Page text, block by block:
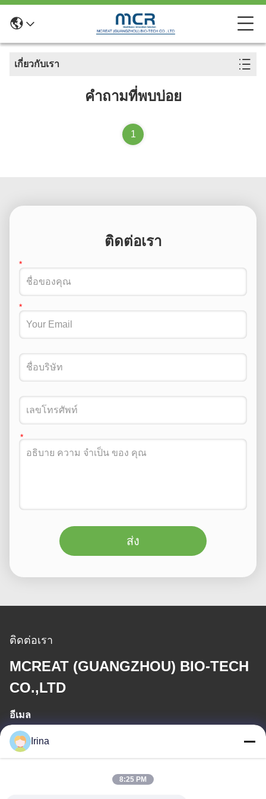
เกี่ยวกับเรา
คำถามที่พบบ่อย
1
ติดต่อเรา
ส่ง
ติดต่อเรา
MCREAT (GUANGZHOU) BIO-TECH
CO.,LTD
อีเมล
irina@mcreatmedical.com
Irina
8:25 PM